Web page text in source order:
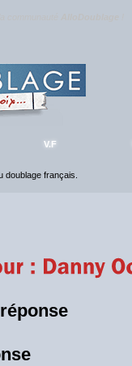
V.F
doublage français.